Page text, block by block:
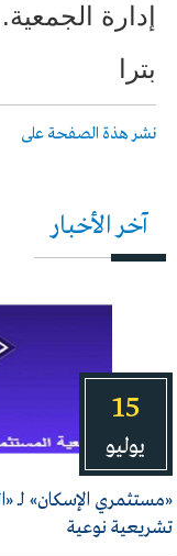
إدارة الجمعية.
بترا
نشر هذة الصفحة على
آخر الأخبار
15
يوليو
«مستثمري الإسكان» لـ
تشريعية نوعية